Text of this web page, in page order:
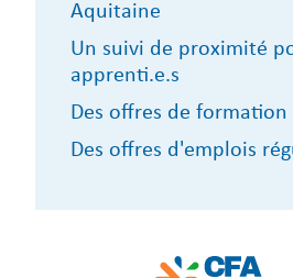
Aquitaine
Un suivi de proximité
apprenti.e.s
Des offres de
Des offres d'emplois